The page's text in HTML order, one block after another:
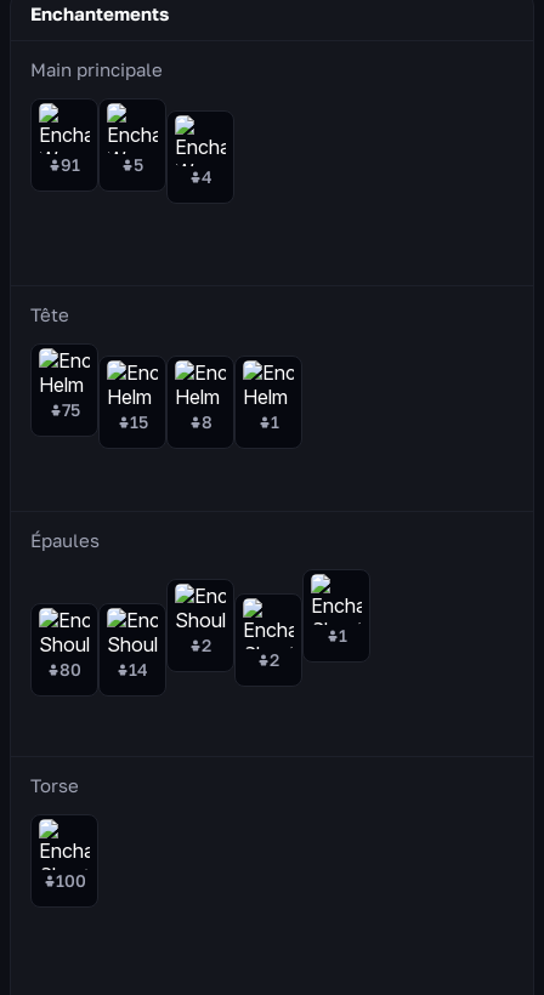
Enchantements
Main principale
91 5
4
Tête
75
15 8 1
Épaules
80 14
2
2
1
Torse
100